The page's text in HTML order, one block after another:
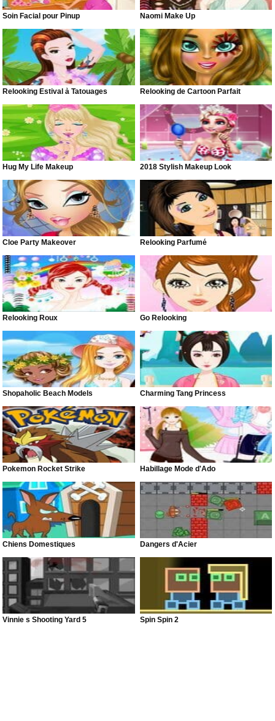
Soin Facial pour Pinup Naomi Make Up
Relooking Estival à Tatouages Relooking de Cartoon Parfait
Hug My Life Makeup 2018 Stylish Makeup Look
Cloe Party Makeover Relooking Parfumé
Relooking Roux Go Relooking
Shopaholic Beach Models Charming Tang Princess
Pokemon Rocket Strike Habillage Mode d'Ado
Chiens Domestiques Dangers d'Acier
Vinnie s Shooting Yard 5 Spin Spin 2